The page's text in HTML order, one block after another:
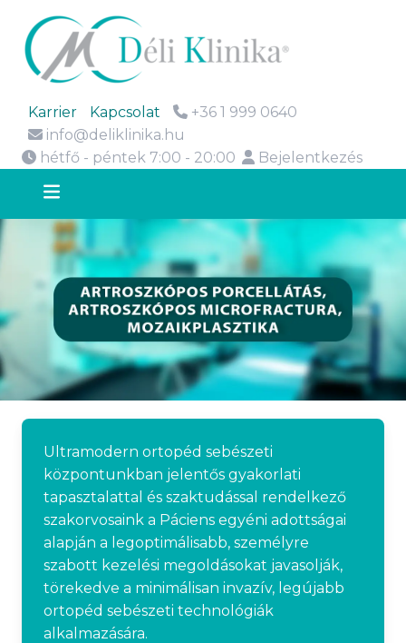
Karrier Kapcsolat
+36 1 999 0640
info@deliklinika.hu
hétfő - péntek 7:00 - 20:00
Bejelentkezés
Ultramodern ortopéd sebészeti
központunkban jelentős gyakorlati
tapasztalattal és szaktudással rendelkező
szakorvosaink a Páciens egyéni adottságai
alapján a legoptimálisabb, személyre
szabott kezelési megoldásokat javasolják,
törekedve a minimálisan invazív, legújabb
ortopéd sebészeti technológiák
alkalmazására.